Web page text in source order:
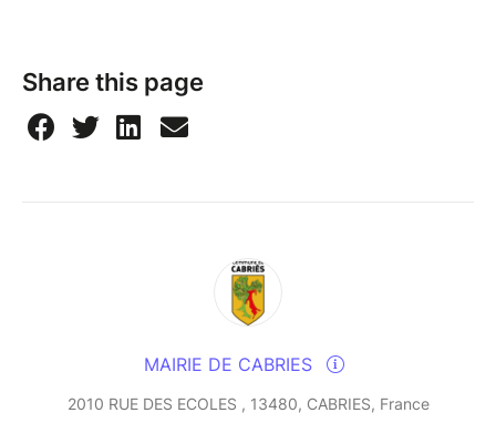
Share this page
MAIRIE DE CABRIES
2010 RUE DES ECOLES , 13480, CABRIES, France